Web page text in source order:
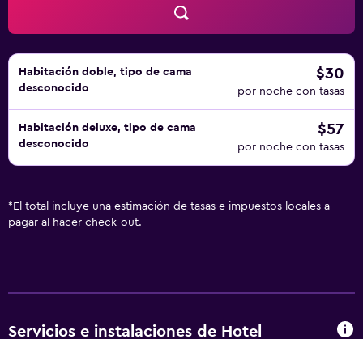
esparcimiento que se indican más abajo en las
instalaciones o cerca del alojamiento (es posible que se
aplique un recargo).
Habitación doble, tipo de cama
desconocido
$30
por noche con tasas
Habitación deluxe, tipo de cama
desconocido
$57
por noche con tasas
* El total incluye una estimación de tasas e impuestos locales a
pagar al hacer check-out.
Servicios e instalaciones de Hotel